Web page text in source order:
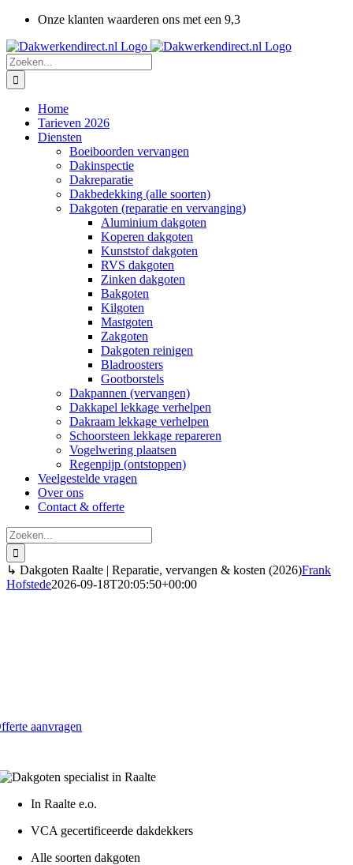
inhoud
Onze klanten waarderen ons met een 9,3
Zoeken
naar:
Home
Tarieven 2026
Diensten
Boeiboorden vervangen
Dakinspectie
Dakreparatie
Dakbedekking (alle soorten)
Dakgoten (reparatie en vervanging)
Aluminium dakgoten
Koperen dakgoten
Kunststof dakgoten
RVS dakgoten
Zinken dakgoten
Bakgoten
Kilgoten
Mastgoten
Zakgoten
Dakgoten reinigen
Bladroosters
Gootborstels
Dakpannen (vervangen)
Dakkapel lekkage verhelpen
Dakraam lekkage verhelpen
Schoorsteen lekkage repareren
Vogelwering plaatsen
Regenpijp (ontstoppen)
Veelgestelde vragen
Over ons
Contact & offerte
Zoeken
naar:
↳ Dakgoten Raalte | Reparatie, vervangen & kosten (2026)Frank
Hofstede2026-09-18T20:05:50+00:00
aanvragen
In Raalte e.o.
VCA gecertificeerde dakdekkers
Alle soorten dakgoten